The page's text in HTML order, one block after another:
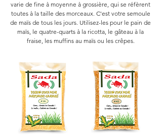
varie de fine à moyenne à grossière, qui se réfèrent
toutes à la taille des morceaux. C'est votre semoule
de maïs de tous les jours. Utilisez-les pour le pain de
maïs, le quatre-quarts à la ricotta, le gâteau à la
fraise, les muffins au maïs ou les crêpes.